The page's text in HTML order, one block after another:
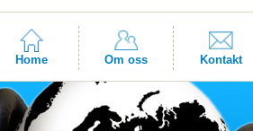
Home Om oss Kontakt